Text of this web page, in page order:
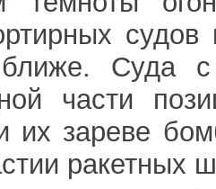
Суда
части
их зареве
ракетных